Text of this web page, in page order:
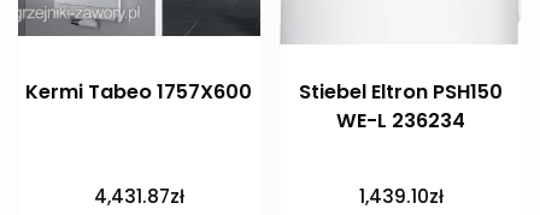
Kermi Tabeo 1757X600
4,431.87zł
Stiebel Eltron PSH150
WE-L 236234
1,439.10zł